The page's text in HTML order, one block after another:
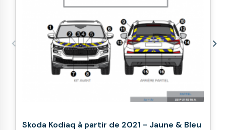
Skoda Kodiaq à partir de 2021 - Jaune & Bleu